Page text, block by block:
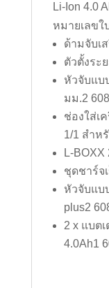
Li-Ion 4.0
หมายเลขใ
ด้ามจับเ
ตัวตั้งระ
หัวจับแบ
มม.2
ช่องใส่เ
1/1 สำห
L-BOXX
ชุดชาร์จ
หัวจับแบ
plus2
2 x แบต
4.0Ah1